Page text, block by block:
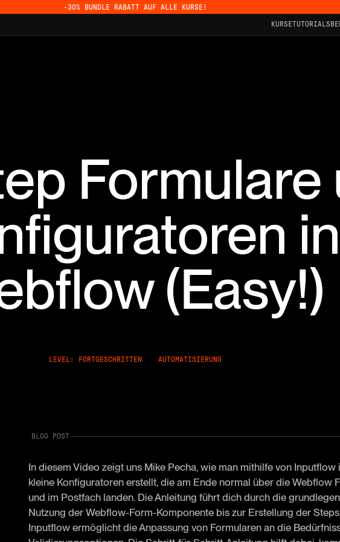
-30% BUNDLE RABATT AUF ALLE KURSE!
KURSETUTORIALS
Formulare
in
(Easy!)
LEVEL: FORTGESCHRITTEN AUTOMATISIERUNG
BLOG POST
In diesem Video zeigt uns Mike Pecha, wie man mithilfe von
kleine Konfiguratoren erstellt, die am Ende normal über die Webflow
und im Postfach landen. Die Anleitung führt dich durch die
Nutzung der Webflow-Form-Komponente bis zur Erstellung der
Inputflow ermöglicht die Anpassung von Formularen an die